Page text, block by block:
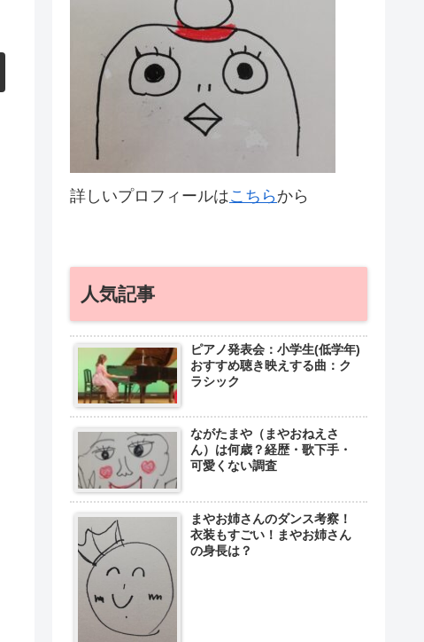
詳しいプロフィールはこちら から
人気記事
ピアノ発表会：小学生(低学年)
おすすめ聴き映えする曲：ク
ラシック
ながたまや（まやおねえさ
ん）は何歳？経歴・歌下手・
可愛くない調査
まやお姉さんのダンス考察！
衣装もすごい！まやお姉さん
の身長は？